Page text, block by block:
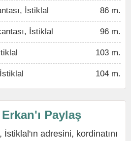
İstiklal 86 m.
İstiklal 96 m.
103 m.
104 m.
Paylaş
adresini, kordinatını